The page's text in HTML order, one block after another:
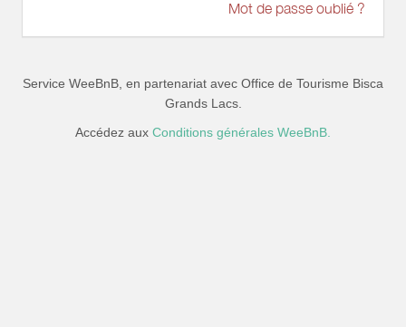
Mot de passe oublié ?
Service WeeBnB, en partenariat avec Office de Tourisme Bisca
Grands Lacs.
Accédez aux Conditions générales WeeBnB.